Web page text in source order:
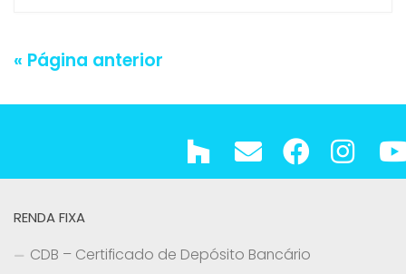
« Página anterior
RENDA FIXA
CDB – Certificado de Depósito Bancário